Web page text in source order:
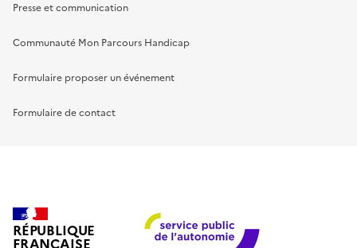
Presse et communication
Communauté Mon Parcours Handicap
Formulaire proposer un événement
Formulaire de contact
RÉPUBLIQUE